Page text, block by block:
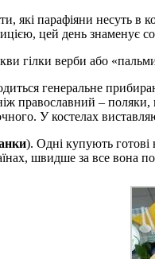
які парафіяни несуть в
цей день знаменує
гілки верби або
генеральне
православний –
У костелах
). Одні купують
швидше за все вона